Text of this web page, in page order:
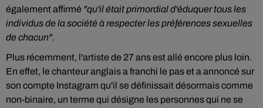
également affirmé "qu'il était primordial d'éduquer tous les
individus de la société à respecter les préférences sexuelles
de chacun".
Plus récemment, l'artiste de 27 ans est allé encore plus loin.
En effet, le chanteur anglais a franchi le pas et a annoncé sur
son compte Instagram qu'il se définissait désormais comme
non-binaire, un terme qui désigne les personnes qui ne se